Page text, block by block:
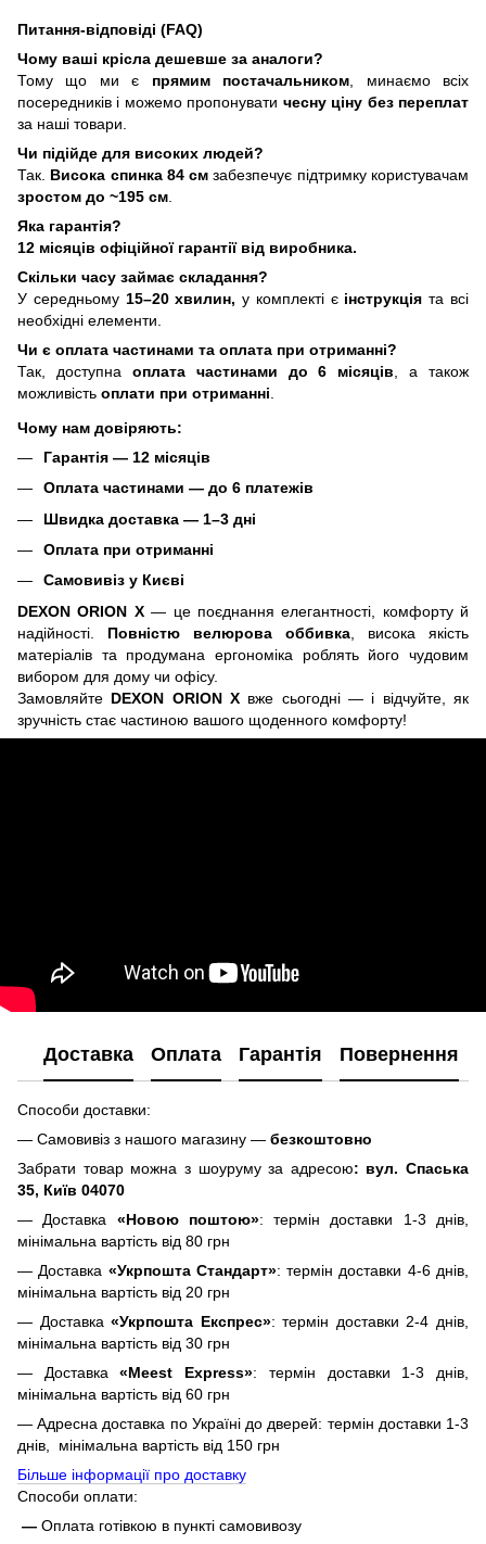
Питання-відповіді (FAQ)
Чому ваші крісла дешевше за аналоги?
Тому що ми є прямим постачальником , минаємо всіх
посередників і можемо пропонувати чесну ціну без переплат
за наші товари.
Чи підійде для високих людей?
Так. Висока спинка 84 см забезпечує підтримку користувачам
зростом до ~195 см
Яка гарантія?
12 місяців офіційної гарантії від виробника.
Скільки часу займає складання?
У середньому 15–20 хвилин, у комплекті є інструкція та всі
необхідні елементи.
Чи є оплата частинами та оплата при отриманні?
Так, доступна оплата частинами до 6 місяців , а також
можливість оплати при отриманні
Чому нам довіряють:
Гарантія — 12 місяців
Оплата частинами — до 6 платежів
Швидка доставка — 1–3 дні
Оплата при отриманні
Самовивіз у Києві
DEXON ORION X— це поєднання елегантності, комфорту й
надійності. Повністю велюрова оббивка , висока якість
матеріалів та продумана ергономіка роблять його чудовим
вибором для дому чи офісу.
Замовляйте DEXON ORION X вже сьогодні — і відчуйте, як
зручність стає частиною вашого щоденного комфорту!
Доставка Оплата Гарантія Повернення
Способи доставки:
— Самовивіз з нашого магазину — безкоштовно
Забрати товар можна з шоуруму за адресою: вул. Спаська
35, Київ 04070
— Доставка «Новою поштою»: термін доставки 1-3 днів,
мінімальна вартість від 80 грн
— Доставка «Укрпошта Стандарт»: термін доставки 4-6 днів,
мінімальна вартість від 20 грн
— Доставка«Укрпошта Експрес»: термін доставки 2-4 днів,
мінімальна вартість від 30 грн
— Доставка«Meest Express»: термін доставки 1-3 днів,
мінімальна вартість від 60 грн
— Адресна доставка по Україні до дверей: термін доставки 1-3
днів, мінімальна вартість від 150 грн
Більше інформації про доставку
Способи оплати:
— Оплата готівкою в пункті самовивозу